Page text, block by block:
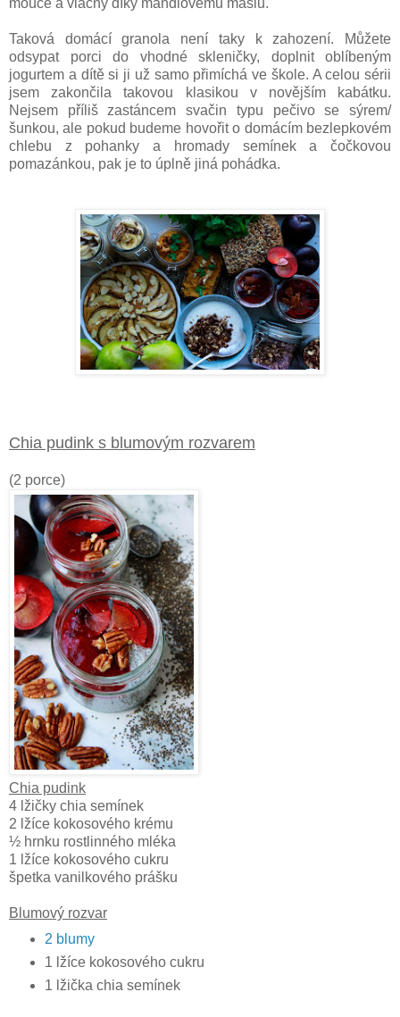
Taková domácí granola není taky k zahození. Můžete
odsypat porci do vhodné skleničky, doplnit oblíbeným
jogurtem a dítě si ji už samo přimíchá ve škole. A celou sérii
jsem zakončila takovou klasikou v novějším kabátku.
Nejsem příliš zastáncem svačin typu pečivo se sýrem/
šunkou, ale pokud budeme hovořit o domácím bezlepkovém
chlebu z pohanky a hromady semínek a čočkovou
pomazánkou, pak je to úplně jiná pohádka.
Chia pudink s blumovým rozvarem
(2 porce)
Chia pudink
4 lžičky chia semínek
2 lžíce kokosového krému
½ hrnku rostlinného mléka
1 lžíce kokosového cukru
špetka vanilkového prášku
Blumový rozvar
2 blumy
1 lžíce kokosového cukru
1 lžička chia semínek